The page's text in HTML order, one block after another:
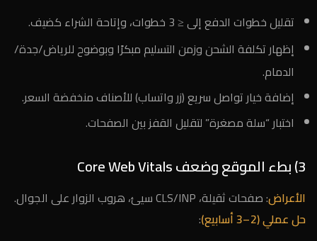
تقليل خطوات الدفع إلى ≤ 3 خطوات، وإتاحة الشراء كضيف.
إظهار تكلفة الشحن وزمن التسليم مبكرًا وبوضوح للرياض/جدة/
الدمام.
إضافة خيار تواصل سريع (زر واتساب) للأصناف منخفضة السعر.
اختبار “سلة مصغرة” لتقليل القفز بين الصفحات.
3) بطء الموقع وضعف Core Web Vitals
الأعراض: صفحات ثقيلة، CLS/INP سيئ، هروب الزوار على الجوال.
حل عملي (2–3 أسابيع)
: